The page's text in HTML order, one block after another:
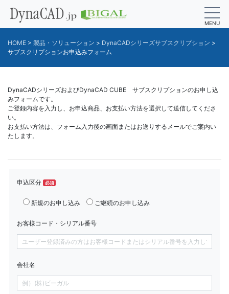
MENU
HOME > 製品・ソリューション > DynaCADシリーズサブスクリプション >
サブスクリプションお申込みフォーム
DynaCADシリーズおよびDynaCAD CUBE サブスクリプションのお申し込
みフォームです。
ご登録内容を入力し、お申込商品、お支払い方法を選択して送信してくださ
い。
お支払い方法は、フォーム入力後の画面またはお送りするメールでご案内い
たします。
申込区分 必須
新規のお申し込み ご継続のお申し込み
お客様コード・シリアル番号
会社名